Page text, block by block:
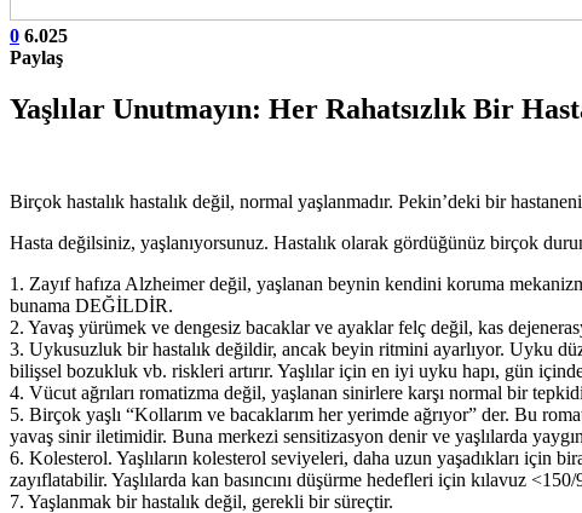
0 6.025
Paylaş
Yaşlılar Unutmayın: Her Rahatsızlık Bir
Birçok hastalık hastalık değil, normal yaşlanmadır. Pekin’deki bir
Hasta değilsiniz, yaşlanıyorsunuz. Hastalık olarak gördüğünüz birçok
1. Zayıf hafıza Alzheimer değil, yaşlanan beynin kendini koruma
bunama DEĞİLDİR.
2. Yavaş yürümek ve dengesiz bacaklar ve ayaklar felç değil, kas
3. Uykusuzluk bir hastalık değildir, ancak beyin ritmini ayarlıyor. Uyku
bilişsel bozukluk vb. riskleri artırır. Yaşlılar için en iyi uyku hapı, gün
4. Vücut ağrıları romatizma değil, yaşlanan sinirlere karşı normal bir
5. Birçok yaşlı “Kollarım ve bacaklarım her yerimde ağrıyor” der. Bu
yavaş sinir iletimidir. Buna merkezi sensitizasyon denir ve yaşlılarda
6. Kolesterol. Yaşlıların kolesterol seviyeleri, daha uzun yaşadıkları için
zayıflatabilir. Yaşlılarda kan basıncını düşürme hedefleri için kılavuz
7. Yaşlanmak bir hastalık değil, gerekli bir süreçtir.